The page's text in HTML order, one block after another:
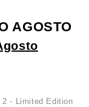
AGOSTO
2 - Limited Edition